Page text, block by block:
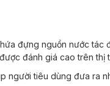
đựng nguồn nước tác
đánh giá cao trên
người tiêu dùng đưa ra